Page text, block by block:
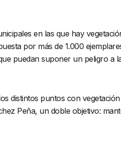
en las que hay
por más de 1.000
puedan suponer un peligro a
distintos puntos con
Peña, un doble objetivo: